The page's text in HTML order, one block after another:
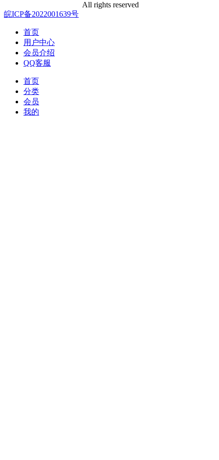
All rights reserved
皖ICP备2022001639号
首页
用户中心
会员介绍
QQ客服
首页
分类
会员
我的